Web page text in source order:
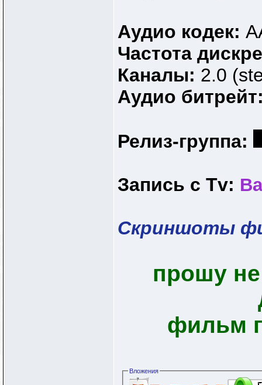
Аудио кодек:
Частота
Каналы: 2.0
Аудио
Релиз-группа:
Запись с Tv:
Скриншоты
прошу
фильм
Вложения